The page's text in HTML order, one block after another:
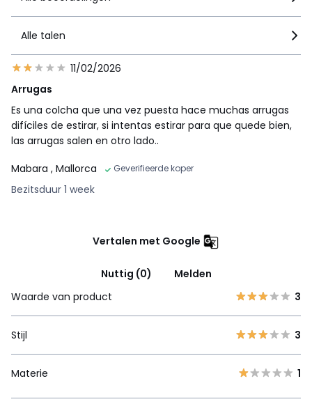
Alle talen
11/02/2026
Arrugas
Es una colcha que una vez puesta hace muchas arrugas
difíciles de estirar, si intentas estirar para que quede bien,
las arrugas salen en otro lado..
Mabara , Mallorca Geverifieerde koper
Bezitsduur 1 week
Vertalen met Google
Nuttig (0)
Melden
Waarde van product
3
Stijl 3
Materie 1